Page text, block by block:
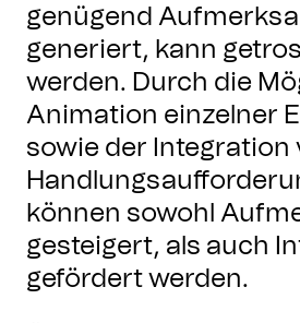
genügend
generiert, kann
werden. Durch die
Animation einzelner
sowie der Integration
können sowohl
gesteigert, als auch
gefördert werden.